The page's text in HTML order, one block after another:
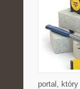
portal,